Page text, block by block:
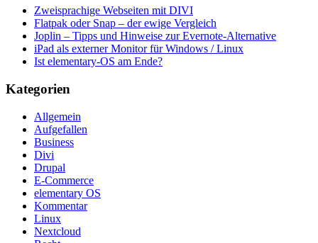
Zweisprachige Webseiten mit DIVI
Flatpak oder Snap – der ewige Vergleich
Joplin – Tipps und Hinweise zur Evernote-Alternative
iPad als externer Monitor für Windows / Linux
Ist elementary-OS am Ende?
Kategorien
Allgemein
Aufgefallen
Business
Divi
Drupal
E-Commerce
elementary OS
Kommentar
Linux
Nextcloud